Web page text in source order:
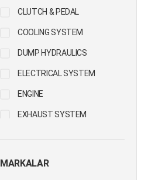
CLUTCH & PEDAL
COOLING SYSTEM
DUMP HYDRAULICS
ELECTRICAL SYSTEM
ENGINE
EXHAUST SYSTEM
MARKALAR